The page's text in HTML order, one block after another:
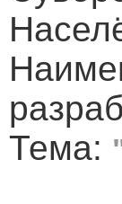
Тема: